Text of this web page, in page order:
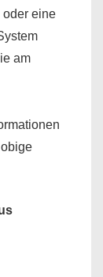
oder eine
am